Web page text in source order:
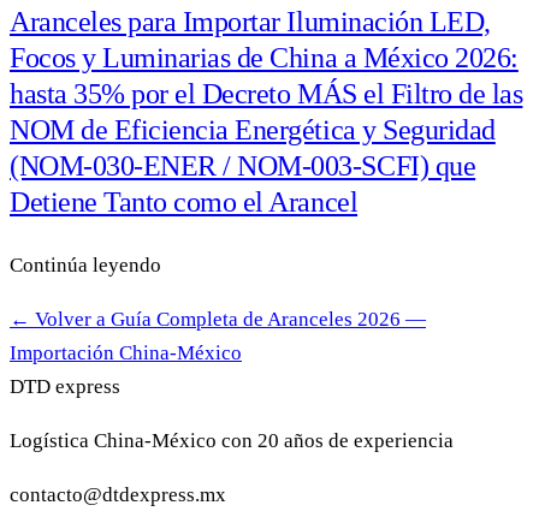
Aranceles para Importar Iluminación LED,
Focos y Luminarias de China a México 2026:
hasta 35% por el Decreto MÁS el Filtro de las
NOM de Eficiencia Energética y Seguridad
(NOM-030-ENER / NOM-003-SCFI) que
Detiene Tanto como el Arancel
Continúa leyendo
← Volver a Guía Completa de Aranceles 2026 —
Importación China-México
DTD express
Logística China-México con 20 años de experiencia
contacto@dtdexpress.mx